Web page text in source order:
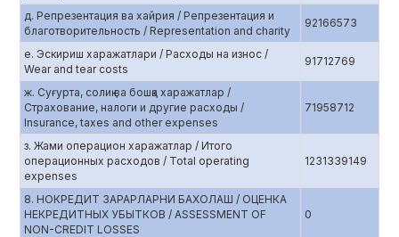
д. Репрезентация ва хайрия / Репрезентация и
благотворительность / Representation and charity
92166573
е. Эскириш харажатлари / Расходы на износ /
Wear and tear costs
91712769
ж. Суғурта, солиқ ва бошқа харажатлар /
Страхование, налоги и другие расходы /
Insurance, taxes and other expenses
71958712
з. Жами операцион харажатлар / Итого
операционных расходов / Total operating
expenses
1231339149
8. НОКРЕДИТ ЗАРАРЛАРНИ БАХОЛАШ / ОЦЕНКА
НЕКРЕДИТНЫХ УБЫТКОВ / ASSESSMENT OF
NON-CREDIT LOSSES
0